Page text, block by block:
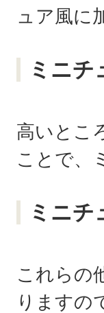
ュア風に
ミニチ
高いとこ
ことで、
ミニチ
これらの
りますの